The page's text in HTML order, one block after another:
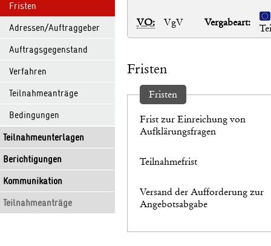
Fristen
Adressen/Auftraggeber
Auftragsgegenstand
Verfahren
Teilnahmeanträge
Bedingungen
Teilnahmeunterlagen
Berichtigungen
Kommunikation
Teilnahmeanträge
VO: VgV Vergabeart:
Fristen
Fristen
Frist zur Einreichung von
Aufklärungsfragen
Teilnahmefrist
Versand der Aufforderung zur
Angebotsabgabe